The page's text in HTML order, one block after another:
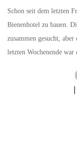
Schon seit dem letzten
Bienenhotel zu bauen.
zusammen gesucht,
letzten Wochenende